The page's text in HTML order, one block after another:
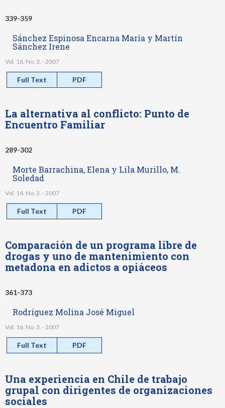
339-359
Sánchez Espinosa Encarna María y Martín
Sánchez Irene
Vol. 16. No. 3. - 2007
Full Text PDF
La alternativa al conflicto: Punto de
Encuentro Familiar
289-302
Morte Barrachina, Elena y Lila Murillo, M.
Soledad
Vol. 16. No. 3. - 2007
Full Text PDF
Comparación de un programa libre de
drogas y uno de mantenimiento con
metadona en adictos a opiáceos
361-373
Rodríguez Molina José Miguel
Vol. 16. No. 3. - 2007
Full Text PDF
Una experiencia en Chile de trabajo
grupal con dirigentes de organizaciones
sociales